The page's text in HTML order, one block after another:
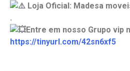
Loja Oficial: Madesa
.
Entre em nosso Grupo vip
https://tinyurl.com/42sn6xf5